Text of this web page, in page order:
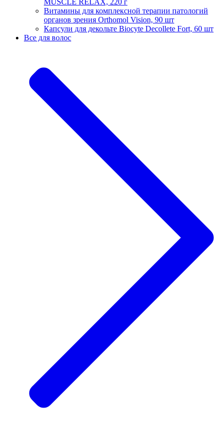
Витамины для комплексной терапии патологий
органов зрения Orthomol Vision, 90 шт
Капсули для декольте Biocyte Decollete Fort, 60 шт
Все для волос